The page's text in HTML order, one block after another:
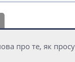
про те, як